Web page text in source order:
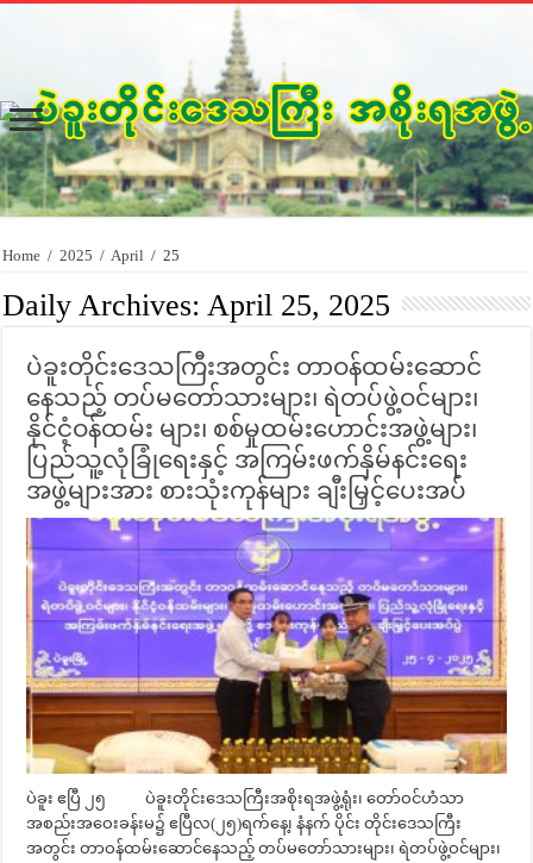
Home / 2025 / April / 25
Daily Archives:April 25, 2025
ပဲခူးတိုင်းဒေသကြီးအတွင်း တာဝန်ထမ်းဆောင်
နေသည့် တပ်မတော်သားများ၊ ရဲတပ်ဖွဲ့ဝင်များ၊
နိုင်ငံ့ဝန်ထမ်း များ၊ စစ်မှုထမ်းဟောင်းအဖွဲ့များ၊
ပြည်သူ့လုံခြုံရေးနှင့် အကြမ်းဖက်နှိမ်နင်းရေး
အဖွဲ့များအား စားသုံးကုန်များ ချီးမြှင့်ပေးအပ်
ပဲခူး ဧပြီ ၂၅ ပဲခူးတိုင်းဒေသကြီးအစိုးရအဖွဲ့ရုံး၊ တော်ဝင်ဟံသာ
အစည်းအဝေးခန်းမ၌ ဧပြီလ(၂၅)ရက်နေ့၊ နံနက် ပိုင်း တိုင်းဒေသကြီး
အတွင်း တာဝန်ထမ်းဆောင်နေသည့် တပ်မတော်သားများ၊ ရဲတပ်ဖွဲ့ဝင်များ၊